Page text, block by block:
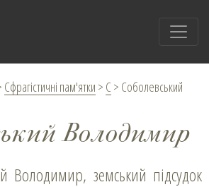
Сфрагістичні пам'ятки > С > Соболевський
Володимир